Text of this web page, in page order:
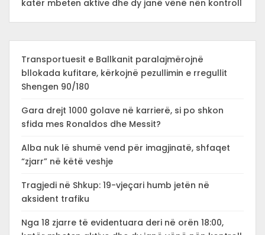
katër mbeten aktive dhe dy janë vënë nën kontroll
Transportuesit e Ballkanit paralajmërojnë
bllokada kufitare, kërkojnë pezullimin e rregullit
Shengen 90/180
Gara drejt 1000 golave në karrierë, si po shkon
sfida mes Ronaldos dhe Messit?
Alba nuk lë shumë vend për imagjinatë, shfaqet
“zjarr” në këtë veshje
Tragjedi në Shkup: 19-vjeçari humb jetën në
aksident trafiku
Nga 18 zjarre të evidentuara deri në orën 18:00,